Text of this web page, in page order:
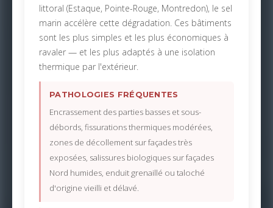
littoral (Estaque, Pointe-Rouge, Montredon), le sel
marin accélère cette dégradation. Ces bâtiments
sont les plus simples et les plus économiques à
ravaler — et les plus adaptés à une isolation
thermique par l'extérieur.
PATHOLOGIES FRÉQUENTES
Encrassement des parties basses et sous-
débords, fissurations thermiques modérées,
zones de décollement sur façades très
exposées, salissures biologiques sur façades
Nord humides, enduit grenaillé ou taloché
d'origine vieilli et délavé.